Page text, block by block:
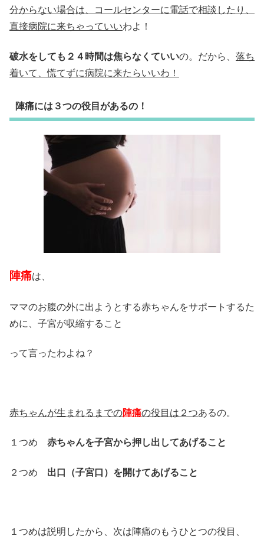
分からない場合は、コールセンターに電話で相談したり、
直接病院に来ちゃっていいわよ！
破水をしても２４時間は焦らなくていいの。だから、 落ち
着いて、慌てずに病院に来たらいいわ！
陣痛には３つの役目があるの！
陣痛は、
ママのお腹の外に出ようとする赤ちゃんをサポートするた
めに、子宮が収縮すること
って言ったわよね？
赤ちゃんが生まれるまでの陣痛の役目は２つあるの。
１つめ 赤ちゃんを子宮から押し出してあげること
２つめ 出口（子宮口）を開けてあげること
１つめは説明したから、次は陣痛のもうひとつの役目、